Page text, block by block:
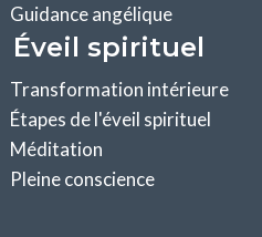
Guidance angélique
Éveil spirituel
Transformation intérieure
Étapes de l'éveil spirituel
Méditation
Pleine conscience